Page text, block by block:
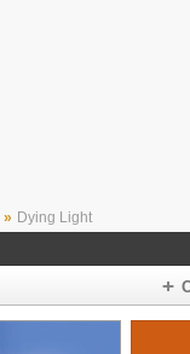
» Dying Light